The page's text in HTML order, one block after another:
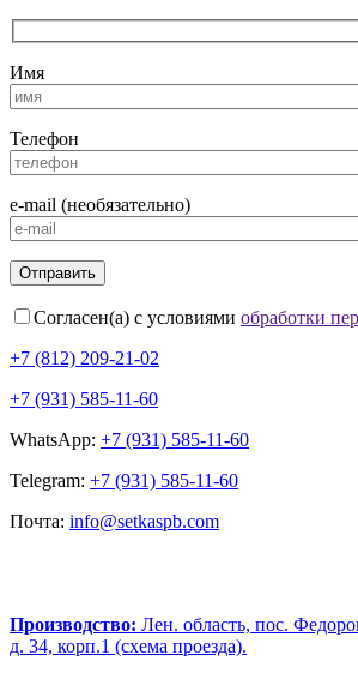
Имя
Телефон
e-mail (необязательно)
Согласен(а) с условиями обработки
+7 (812) 209-21-02
+7 (931) 585-11-60
WhatsApp: +7 (931) 585-11-60
Telegram: +7 (931) 585-11-60
Почта: info@setkaspb.com
Производство: Лен. область, пос.
д. 34, корп.1 (схема проезда).